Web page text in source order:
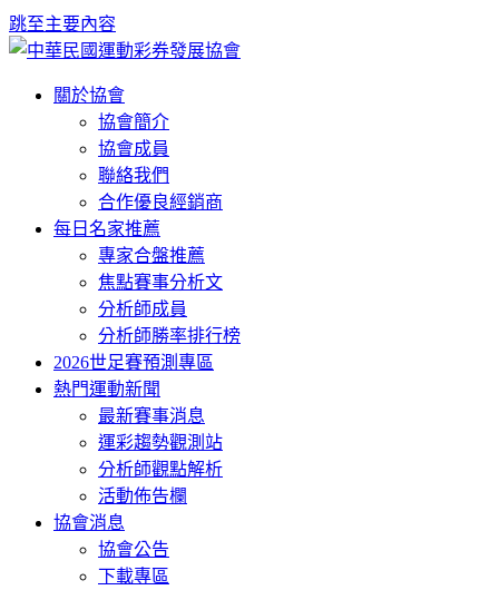
跳至主要內容
關於協會
協會簡介
協會成員
聯絡我們
合作優良經銷商
每日名家推薦
專家合盤推薦
焦點賽事分析文
分析師成員
分析師勝率排行榜
2026世足賽預測專區
熱門運動新聞
最新賽事消息
運彩趨勢觀測站
分析師觀點解析
活動佈告欄
協會消息
協會公告
下載專區